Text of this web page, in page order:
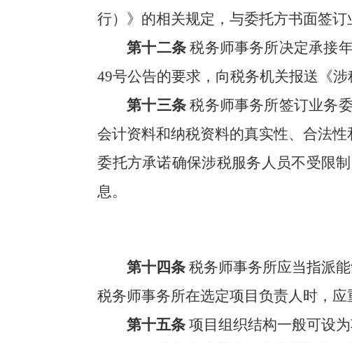
行）》的相关规定，与委托方书面签订
第十二条 税务师事务所决定承接
49号公告的要求，向税务机关报送《
第十三条 税务师事务所签订业务
会计资料和纳税资料的真实性、合法性
委托方承诺确保涉税服务人员不受限
息。
第十四条 税务师事务所应当指派
税务师事务所在选定项目负责人时，
第十五条 项目组织结构一般可设